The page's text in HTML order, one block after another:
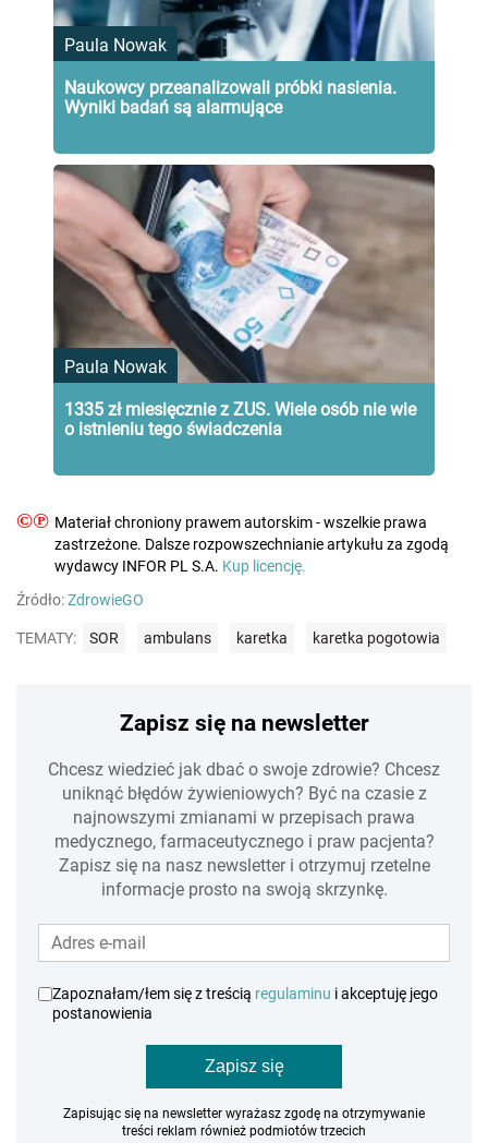
Paula Nowak
Naukowcy przeanalizowali próbki nasienia.
Wyniki badań są alarmujące
Paula Nowak
1335 zł miesięcznie z ZUS. Wiele osób nie wie
o istnieniu tego świadczenia
©℗ Materiał chroniony prawem autorskim - wszelkie prawa
zastrzeżone. Dalsze rozpowszechnianie artykułu za zgodą
wydawcy INFOR PL S.A. Kup licencję.
Źródło:ZdrowieGO
TEMATY: SOR ambulans karetka karetka pogotowia
Zapisz się na newsletter
Chcesz wiedzieć jak dbać o swoje zdrowie? Chcesz
uniknąć błędów żywieniowych? Być na czasie z
najnowszymi zmianami w przepisach prawa
medycznego, farmaceutycznego i praw pacjenta?
Zapisz się na nasz newsletter i otrzymuj rzetelne
informacje prosto na swoją skrzynkę.
Zapoznałam/łem się z treścią regulaminu i akceptuję jego
postanowienia
Zapisz się
Zapisując się na newsletter wyrażasz zgodę na otrzymywanie
treści reklam również podmiotów trzecich